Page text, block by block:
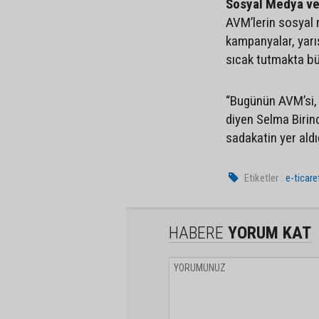
Sosyal Medya
AVM’lerin
kampanyalar,
sıcak tutmakta
“Bugünün
diyen Selma
sadakatin yer
Etiketler : e-
HABERE YORUM KAT